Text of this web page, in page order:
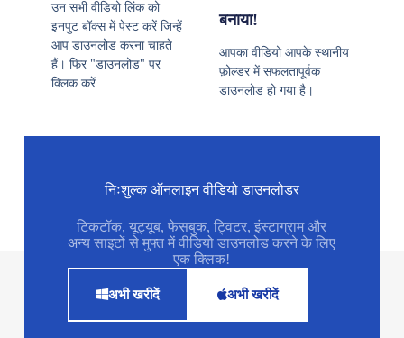
उन सभी वीडियो लिंक को
इनपुट बॉक्स में पेस्ट करें जिन्हें
आप डाउनलोड करना चाहते
हैं। फिर "डाउनलोड" पर
क्लिक करें.
बनाया!
आपका वीडियो आपके स्थानीय
फ़ोल्डर में सफलतापूर्वक
डाउनलोड हो गया है।
निःशुल्क ऑनलाइन वीडियो डाउनलोडर
टिकटॉक, यूट्यूब, फेसबुक, ट्विटर, इंस्टाग्राम और
अन्य साइटों से मुफ्त में वीडियो डाउनलोड करने के लिए
एक क्लिक!
अभी खरीदें अभी खरीदें